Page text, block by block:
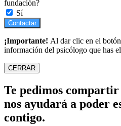
fundación?
Sí
Contactar
¡Importante! Al dar clic en el
información del psicólogo que has
CERRAR
Te pedimos compartir
nos ayudará a poder
contigo.